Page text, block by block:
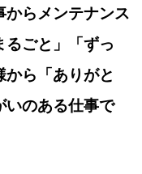
からメンテナンス
るごと」「ずっ
から「ありがと
いのある仕事で